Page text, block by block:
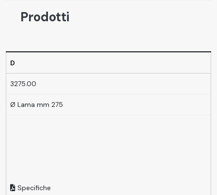
Prodotti
D
3275.00
Ø Lama mm 275
Specifiche